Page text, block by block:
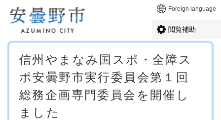
メニューを飛ばして本文へ Foreign language
閲覧補助
本
信州やまなみ国スポ・全障ス
ポ安曇野市実行委員会第１回
総務企画専門委員会を開催し
ました